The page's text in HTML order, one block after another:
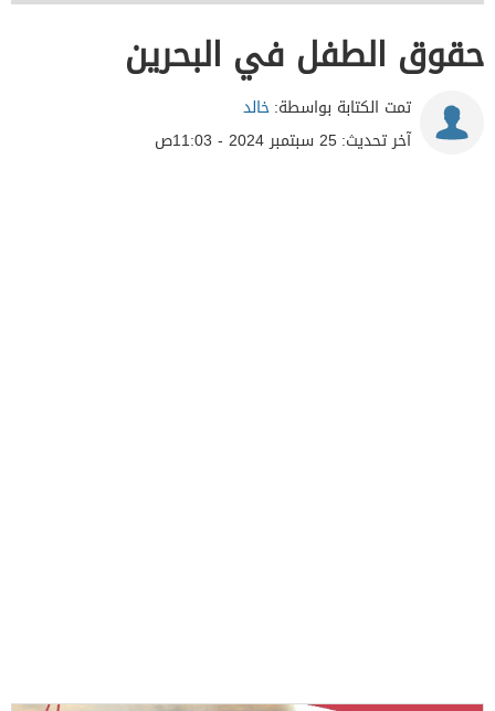
حقوق الطفل في البحرين
تمت الكتابة بواسطة:خالد
آخر تحديث:25 سبتمبر 2024 - 11:03ص